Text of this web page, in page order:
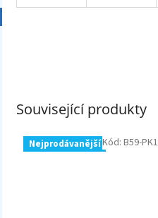
Související produkty
NejprodávanějšíKód: B59-PK1